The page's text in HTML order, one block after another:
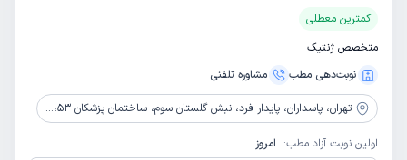
کمترین معطلی
متخصص ژنتیک
نوبت‌دهی مطب
مشاوره‌ تلفنی
تهران، پاسداران، پایدار فرد، نبش گلستان سوم، ساختمان پزشکان 53، طبقه 2
اولین نوبت آزاد مطب: امروز